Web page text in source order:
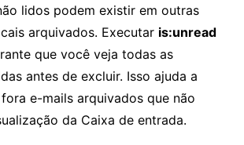
lidos podem existir em outras
arquivados. Executar is:unread
que você veja todas as
antes de excluir. Isso ajuda a
e-mails arquivados que não
da Caixa de entrada.